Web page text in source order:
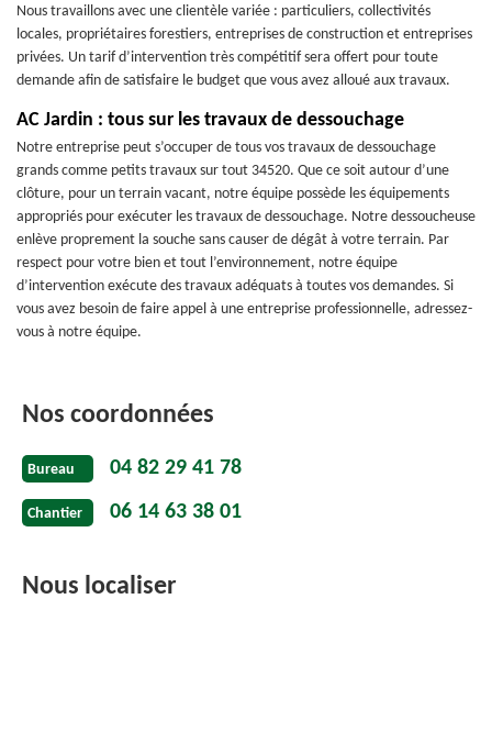
Nous travaillons avec une clientèle variée : particuliers, collectivités
locales, propriétaires forestiers, entreprises de construction et entreprises
privées. Un tarif d’intervention très compétitif sera offert pour toute
demande afin de satisfaire le budget que vous avez alloué aux travaux.
AC Jardin : tous sur les travaux de dessouchage
Notre entreprise peut s’occuper de tous vos travaux de dessouchage
grands comme petits travaux sur tout 34520. Que ce soit autour d’une
clôture, pour un terrain vacant, notre équipe possède les équipements
appropriés pour exécuter les travaux de dessouchage. Notre dessoucheuse
enlève proprement la souche sans causer de dégât à votre terrain. Par
respect pour votre bien et tout l’environnement, notre équipe
d’intervention exécute des travaux adéquats à toutes vos demandes. Si
vous avez besoin de faire appel à une entreprise professionnelle, adressez-
vous à notre équipe.
Nos coordonnées
Bureau 04 82 29 41 78
Chantier 06 14 63 38 01
Nous localiser